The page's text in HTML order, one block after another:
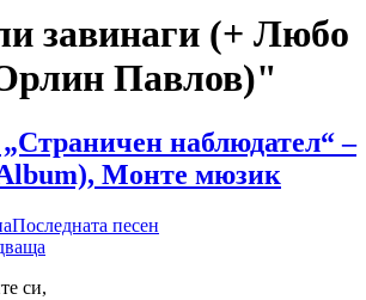
завинаги (+ Любо
Павлов)"
наблюдател“ –
Монте мюзик
Последната песен
си,